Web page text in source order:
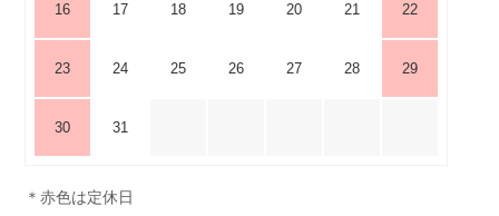
16 17 18 19 20 21 22
23 24 25 26 27 28 29
30 31
＊赤色は定休日